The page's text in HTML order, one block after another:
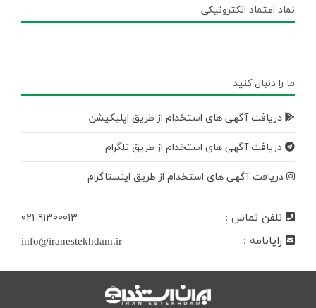
نماد اعتماد الکترونیکی
ما را دنبال کنید
دریافت آگهی های استخدام از طریق اپلیکیشن
دریافت آگهی های استخدام از طریق تلگرام
دریافت آگهی های استخدام از طریق اینستاگرام
تلفن تماس :
۰۲۱-۹۱۳۰۰۰۱۳
رایانامه :
info@iranestekhdam.ir